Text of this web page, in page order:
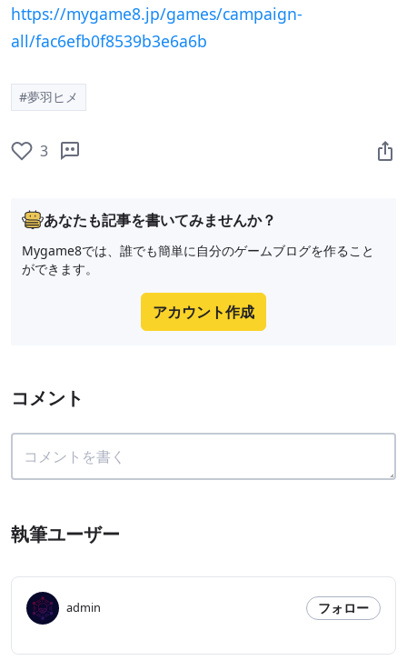
https://mygame8.jp/games/campaign-
all/fac6efb0f8539b3e6a6b
#夢羽ヒメ
3
あなたも記事を書いてみませんか？
Mygame8では、誰でも簡単に自分のゲームブログを作ること
ができます。
アカウント作成
コメント
執筆ユーザー
admin フォロー